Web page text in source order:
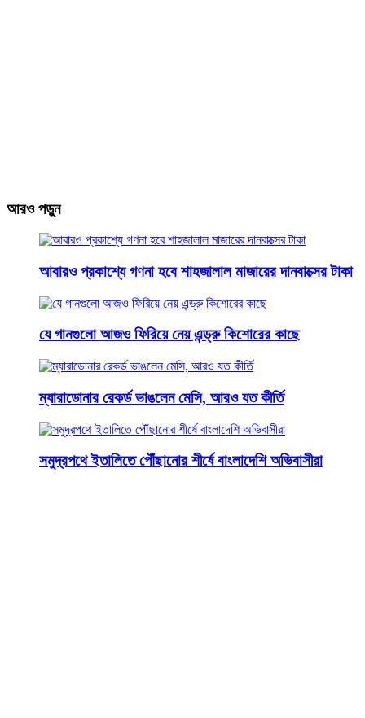
আরও পড়ুন
আবারও প্রকাশ্যে গণনা হবে শাহজালাল মাজারের দানবাক্সের টাকা
যে গানগুলো আজও ফিরিয়ে নেয় এন্ড্রু কিশোরের কাছে
ম্যারাডোনার রেকর্ড ভাঙলেন মেসি, আরও যত কীর্তি
সমুদ্রপথে ইতালিতে পৌঁছানোর শীর্ষে বাংলাদেশি অভিবাসীরা